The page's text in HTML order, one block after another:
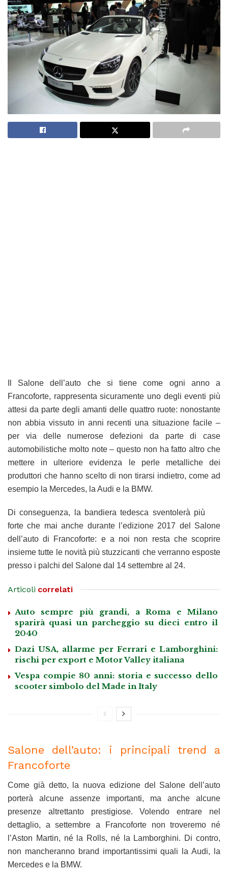
Il Salone dell’auto che si tiene come ogni anno a
Francoforte, rappresenta sicuramente uno degli eventi più
attesi da parte degli amanti delle quattro ruote: nonostante
non abbia vissuto in anni recenti una situazione facile –
per via delle numerose defezioni da parte di case
automobilistiche molto note – questo non ha fatto altro che
mettere in ulteriore evidenza le perle metalliche dei
produttori che hanno scelto di non tirarsi indietro, come ad
esempio la Mercedes, la Audi e la BMW.
Di conseguenza, la bandiera tedesca sventolerà più
forte che mai anche durante l’edizione 2017 del Salone
dell’auto di Francoforte: e a noi non resta che scoprire
insieme tutte le novità più stuzzicanti che verranno esposte
presso i palchi del Salone dal 14 settembre al 24.
Articoli correlati
Auto sempre più grandi, a Roma e Milano
sparirà quasi un parcheggio su dieci entro il
2040
Dazi USA, allarme per Ferrari e Lamborghini:
rischi per export e Motor Valley italiana
Vespa compie 80 anni: storia e successo dello
scooter simbolo del Made in Italy
Salone dell’auto: i principali trend a
Francoforte
Come già detto, la nuova edizione del Salone dell’auto
porterà alcune assenze importanti, ma anche alcune
presenze altrettanto prestigiose. Volendo entrare nel
dettaglio, a settembre a Francoforte non troveremo né
l’Aston Martin, né la Rolls, né la Lamborghini. Di contro,
non mancheranno brand importantissimi quali la Audi, la
Mercedes e la BMW.